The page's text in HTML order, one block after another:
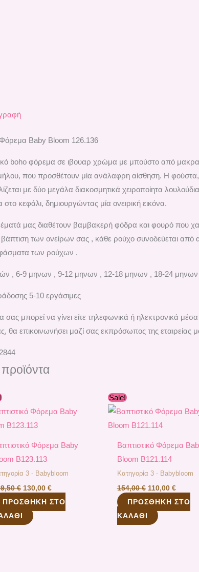
Φόρεμα Baby Bloom 126.136
boho φόρεμα σε ιβουαρ χρώμα με μπούστο από
που προσθέτουν μία ανάλαφρη αίσθηση. Η φούστα,
με δύο μεγάλα διακοσμητικά χειροποίητα
στο κεφάλι, δημιουργώντας μία ονειρική εικόνα.
μας διαθέτουν βαμβακερή φόδρα και φουρό που
βάπτιση των ονείρων σας , κάθε ρούχο συνοδεύεται
των ρούχων .
, 6-9 μηνων , 9-12 μηνων , 12-18 μηνων , 18-24 μηνων
5-10 εργάσιμες
σας μπορεί να γίνει είτε τηλεφωνικά ή ηλεκτρονικά
θα επικοινωνήσει μαζί σας εκπρόσωπος της εταιρείας
προϊόντα
Φόρεμα Baby
B123.113
3 - Babybloom
€
was:
130,00€
τιμή
ΠΡΟΣΘΉΚΗ ΣΤΟ
Sale!
Βαπτιστικό Φόρεμα
Bloom B121.114
Κατηγορία 3 - Babybloom
154,00€
was:
110,00 €
τιμή
ΠΡΟΣΘΉΚΗ ΣΤΟ
ΚΑΛΆΘΙ